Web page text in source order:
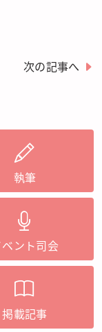
次の記事へ
執筆
ント司会
掲載記事